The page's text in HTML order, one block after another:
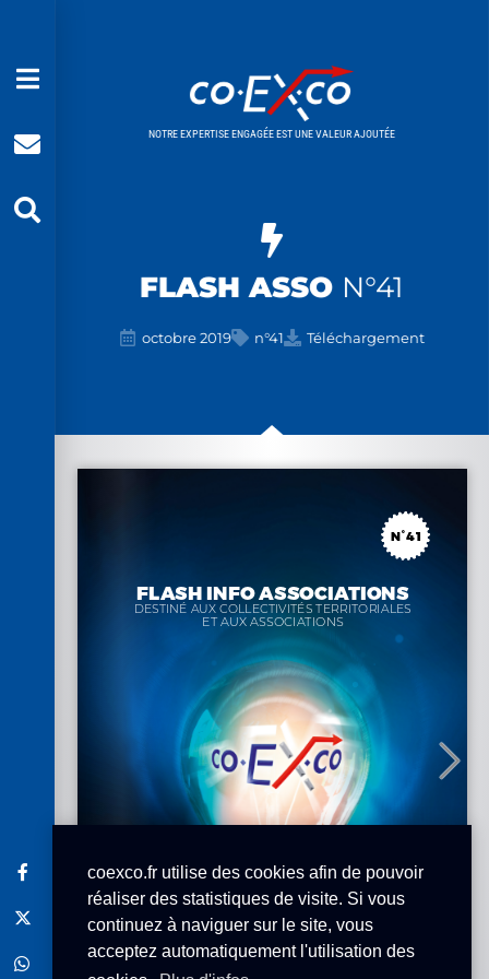
coexco.fr utilise des cookies afin de pouvoir
réaliser des statistiques de visite. Si vous
continuez à naviguer sur le site, vous
acceptez automatiquement l'utilisation des
FLASH ASSO N°41
octobre 2019 n°41 Téléchargement
NOTRE EXPERTISE ENGAGÉE EST UNE VALEUR AJOUTÉE